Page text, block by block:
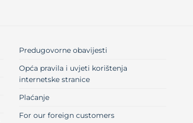
Predugovorne obavijesti
Opća pravila i uvjeti korištenja
internetske stranice
Plaćanje
For our foreign customers